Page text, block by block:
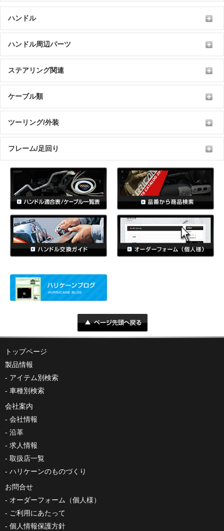
ハンドル
ハンドル周辺パーツ
ステアリング関連
ケーブル類
ツーリング/外装
フレーム/足回り
トップページ
製品情報
アイテム別検索
車種別検索
会社案内
会社情報
沿革
求人情報
取扱店一覧
ハリケーンのものづくり
お問合せ
オーダーフォーム（個人様）
ご利用にあたって
個人情報保護方針